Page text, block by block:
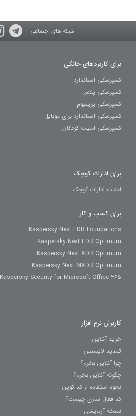
شبکه های اجتماعی :
برای کاربردهای خانگی
کسپرسکی استاندارد
کسپرسکی پلاس
کسپرسکی پریمیوم
کسپرسکی استاندارد برای موبایل
کسپرسکی امنیت کودکان
برای ادارات کوچک
امنیت ادارات کوچک
برای کسب و کار
Kaspersky Next EDR Foundations
Kaspersky Next EDR Optimum
Kaspersky Next XDR Optimum
Kaspersky Next MXDR Optimum
Kaspersky Security for Microsoft Office 365
کاربران نرم افزار
خرید آنلاین
تمدید لایسنس
چرا آنلاین بخرم؟
چگونه آنلاین بخرم؟
نحوه استفاده از کد کوپن
کد فعال سازی چیست؟
نسخه آزمایشی